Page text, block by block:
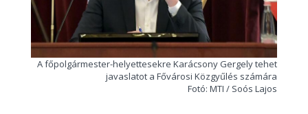
A főpolgármester-helyettesekre Karácsony Gergely tehet
javaslatot a Fővárosi Közgyűlés számára
Fotó: MTI / Soós Lajos